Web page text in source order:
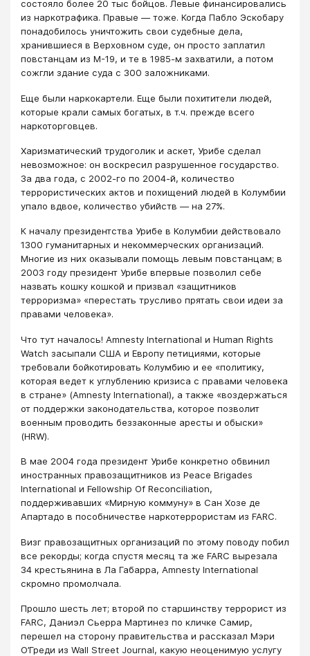
состояло более 20 тыс бойцов. Левые финансировались
из наркотрафика. Правые — тоже. Когда Пабло Эскобару
понадобилось уничтожить свои судебные дела,
хранившиеся в Верховном суде, он просто заплатил
повстанцам из М-19, и те в 1985-м захватили, а потом
сожгли здание суда с 300 заложниками.
Еще были наркокартели. Еще были похитители людей,
которые крали самых богатых, в т.ч. прежде всего
наркоторговцев.
Харизматический трудоголик и аскет, Урибе сделал
невозможное: он воскресил разрушенное государство.
За два года, с 2002-го по 2004-й, количество
террористических актов и похищений людей в Колумбии
упало вдвое, количество убийств — на 27%.
К началу президентства Урибе в Колумбии действовало
1300 гуманитарных и некоммерческих организаций.
Многие из них оказывали помощь левым повстанцам; в
2003 году президент Урибе впервые позволил себе
назвать кошку кошкой и призвал «защитников
терроризма» «перестать трусливо прятать свои идеи за
правами человека».
Что тут началось! Amnesty International и Human Rights
Watch засыпали США и Европу петициями, которые
требовали бойкотировать Колумбию и ее «политику,
которая ведет к углублению кризиса с правами человека
в стране» (Amnesty International), а также «воздержаться
от поддержки законодательства, которое позволит
военным проводить беззаконные аресты и обыски»
(HRW).
В мае 2004 года президент Урибе конкретно обвинил
иностранных правозащитников из Peace Brigades
International и Fellowship Of Reconciliation,
поддерживавших «Мирную коммуну» в Сан Хозе де
Апартадо в пособничестве наркотеррористам из FARC.
Визг правозащитных организаций по этому поводу побил
все рекорды; когда спустя месяц та же FARC вырезала
34 крестьянина в Ла Габарра, Amnesty International
скромно промолчала.
Прошло шесть лет; второй по старшинству террорист из
FARC, Даниэл Сьерра Мартинез по кличке Самир,
перешел на сторону правительства и рассказал Мэри
О’Греди из Wall Street Journal, какую неоценимую услугу